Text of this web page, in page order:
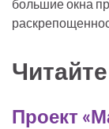
большие окна
Проект